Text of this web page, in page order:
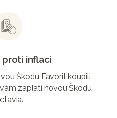
proti inflaci
Škodu Favorit koupili
zaplatí novou Škodu